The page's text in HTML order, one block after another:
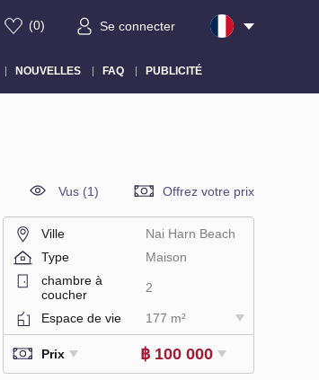
(0) Se connecter
NOUVELLES FAQ PUBLICITÉ
Vus (1) Offrez votre prix
Ville
Nai Harn Beach
Type
Maison
chambre à
coucher
2
Espace de vie 177 m²
Prix ฿ 100 000